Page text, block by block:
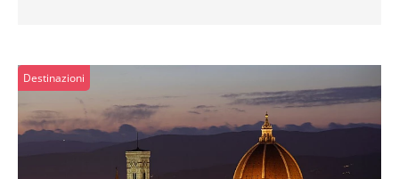
Destinazioni